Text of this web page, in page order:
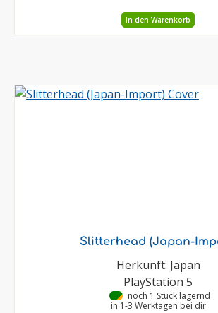
In den Warenkorb
Slitterhead (Japan-
Herkunft: Japan
PlayStation 5
noch 1 Stück lagernd
in 1-3 Werktagen bei dir